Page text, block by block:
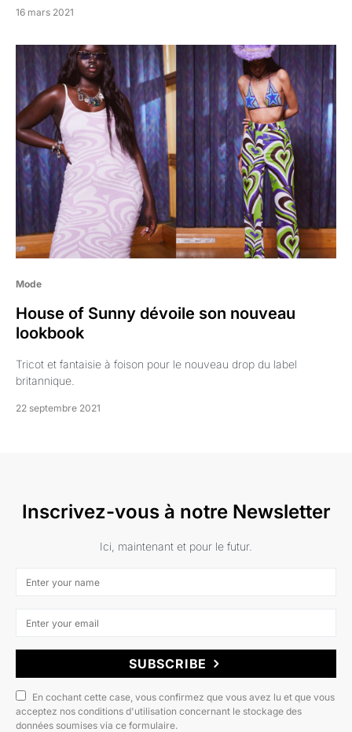
16 mars 2021
Mode
House of Sunny dévoile son nouveau
lookbook
Tricot et fantaisie à foison pour le nouveau drop du label
britannique.
22 septembre 2021
Inscrivez-vous à notre Newsletter
Ici, maintenant et pour le futur.
SUBSCRIBE
En cochant cette case, vous confirmez que vous avez lu et que vous
acceptez nos conditions d'utilisation concernant le stockage des
données soumises via ce formulaire.